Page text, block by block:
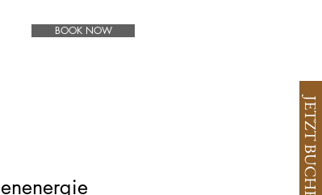
BOOK NOW
JETZT BUCHEN